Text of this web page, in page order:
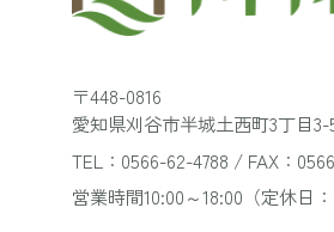
〒448-0816
愛知県刈谷市半城土西町3丁目3-
TEL：0566-62-4788 / FAX：
営業時間10:00～18:00（定休日：